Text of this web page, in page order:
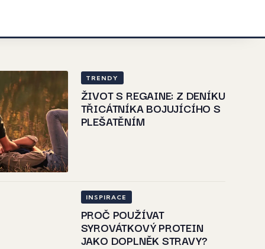
ŽIVOT S REGAINE: Z DENÍKU
TŘICÁTNÍKA BOJUJÍCÍHO S
PLEŠATĚNÍM
TRENDY
PROČ POUŽÍVAT
SYROVÁTKOVÝ PROTEIN
JAKO DOPLNĚK STRAVY?
INSPIRACE